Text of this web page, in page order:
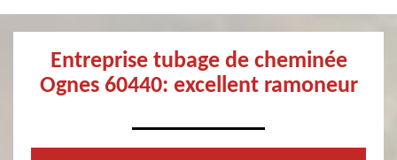
Entreprise tubage de cheminée
Ognes 60440: excellent ramoneur